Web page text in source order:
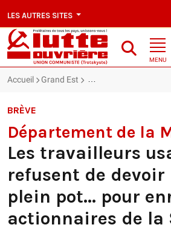
LES AUTRES SITES
MENU
Accueil Grand Est Département de la
BRÈVE
Département de la
Les travailleurs
refusent de devoir
plein pot... pour
actionnaires de la